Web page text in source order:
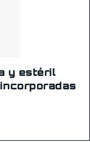
y estéril